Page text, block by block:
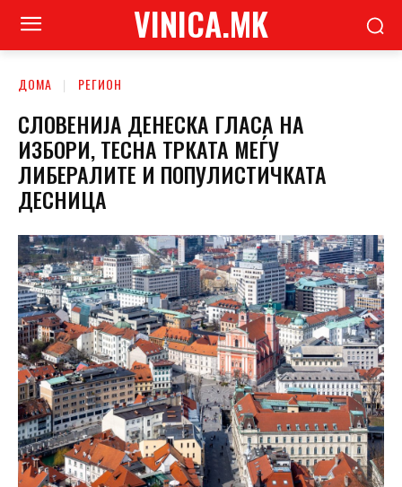
VINICA.MK
ДОМА РЕГИОН
СЛОВЕНИЈА ДЕНЕСКА ГЛАСА НА
ИЗБОРИ, ТЕСНА ТРКАТА МЕЃУ
ЛИБЕРАЛИТЕ И ПОПУЛИСТИЧКАТА
ДЕСНИЦА